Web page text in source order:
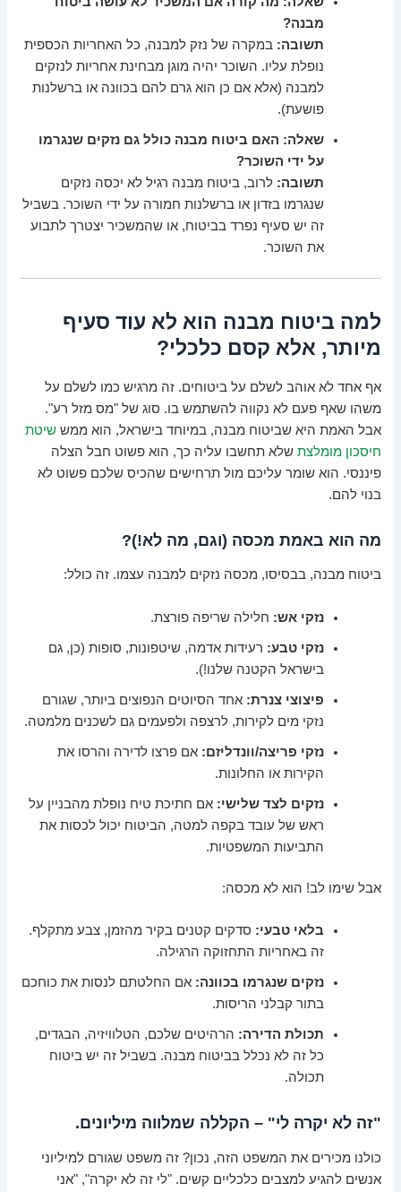
מבנה?
תשובה: במקרה של נזק למבנה, כל האחריות הכספית
נופלת עליו. השוכר יהיה מוגן מבחינת אחריות לנזקים
למבנה (אלא אם כן הוא גרם להם בכוונה או ברשלנות
פושעת).
שאלה: האם ביטוח מבנה כולל גם נזקים שנגרמו
על ידי השוכר?
תשובה: לרוב, ביטוח מבנה רגיל לא יכסה נזקים
שנגרמו בזדון או ברשלנות חמורה על ידי השוכר. בשביל
זה יש סעיף נפרד בביטוח, או שהמשכיר יצטרך לתבוע
את השוכר.
למה ביטוח מבנה הוא לא עוד סעיף
מיותר, אלא קסם כלכלי?
אף אחד לא אוהב לשלם על ביטוחים. זה מרגיש כמו לשלם על
משהו שאף פעם לא נקווה להשתמש בו. סוג של "מס מזל רע".
אבל האמת היא שביטוח מבנה, במיוחד בישראל, הוא ממששיטת
חיסכון מומלצת שלא תחשבו עליה כך, הוא פשוט חבל הצלה
פיננסי. הוא שומר עליכם מול תרחישים שהכיס שלכם פשוט לא
בנוי להם.
מה הוא באמת מכסה (וגם, מה לא!)?
ביטוח מבנה, בבסיסו, מכסה נזקים למבנה עצמו. זה כולל:
נזקי אש: חלילה שריפה פורצת.
נזקי טבע: רעידות אדמה, שיטפונות, סופות (כן, גם
בישראל הקטנה שלנו!).
פיצוצי צנרת: אחד הסיוטים הנפוצים ביותר, שגורם
נזקי מים לקירות, לרצפה ולפעמים גם לשכנים מלמטה.
נזקי פריצה/וונדליזם: אם פרצו לדירה והרסו את
הקירות או החלונות.
נזקים לצד שלישי: אם חתיכת טיח נופלת מהבניין על
ראש של עובד בקפה למטה, הביטוח יכול לכסות את
התביעות המשפטיות.
אבל שימו לב! הוא לא מכסה:
בלאי טבעי: סדקים קטנים בקיר מהזמן, צבע מתקלף.
זה באחריות התחזוקה הרגילה.
נזקים שנגרמו בכוונה: אם החלטתם לנסות את כוחכם
בתור קבלני הריסות.
תכולת הדירה: הרהיטים שלכם, הטלוויזיה, הבגדים,
כל זה לא נכלל בביטוח מבנה. בשביל זה יש ביטוח
תכולה.
"זה לא יקרה לי" – הקללה שמלווה מיליונים.
כולנו מכירים את המשפט הזה, נכון? זה משפט שגורם למיליוני
אנשים להגיע למצבים כלכליים קשים. "לי זה לא יקרה", "אני